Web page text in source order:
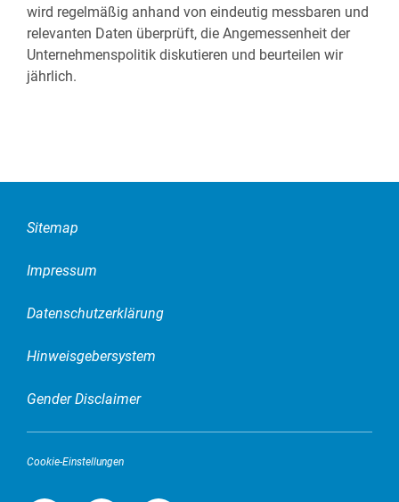
wird regelmäßig anhand von eindeutig messbaren und
relevanten Daten überprüft, die Angemessenheit der
Unternehmenspolitik diskutieren und beurteilen wir
jährlich.
Sitemap
Impressum
Datenschutzerklärung
Hinweisgebersystem
Gender Disclaimer
Cookie-Einstellungen